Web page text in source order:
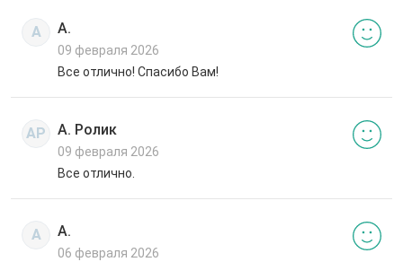
А А.
09 февраля 2026
Все отлично! Спасибо Вам!
АР А. Ролик
09 февраля 2026
Все отлично.
А А.
06 февраля 2026